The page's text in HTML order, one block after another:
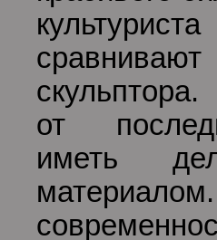
от
иметь